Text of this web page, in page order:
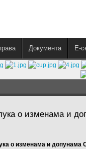
Документа E-
о изменама и
о изменама и допунама